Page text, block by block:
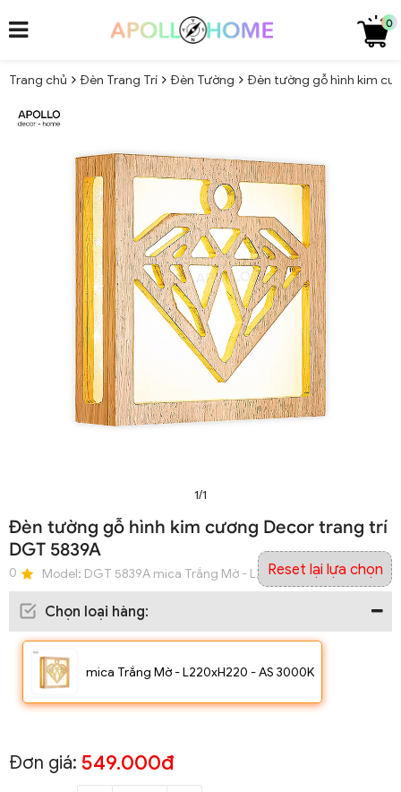
0
Trang chủ Đèn Trang Trí Đèn Tường Đèn tường gỗ hình kim
1/1
Đèn tường gỗ hình kim cương Decor trang trí
DGT 5839A
0 Model: DGT 5839A mica Trắng Mờ - L220xH220 - AS 3000K
Chọn loại hàng:
mica Trắng Mờ - L220xH220 - AS 3000K
Reset lại lựa chọn
Đơn giá: 549.000đ